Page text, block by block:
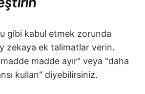
gibi kabul etmek zorunda
zekaya ek talimatlar verin.
madde ayır" veya "daha
kullan" diyebilirsiniz.